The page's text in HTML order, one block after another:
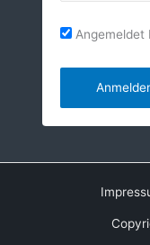
Angemeldet